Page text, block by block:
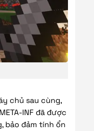
chủ sau cùng,
INF đã được
bảo đảm tính ổn